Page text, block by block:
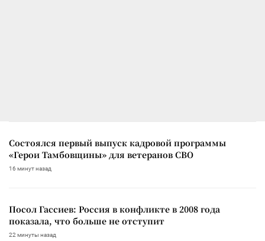
Состоялся первый выпуск кадровой программы
«Герои Тамбовщины» для ветеранов СВО
16 минут назад
Посол Гассиев: Россия в конфликте в 2008 года
показала, что больше не отступит
22 минуты назад